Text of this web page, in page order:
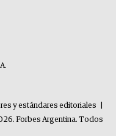
y estándares editoriales
Forbes Argentina. Todos